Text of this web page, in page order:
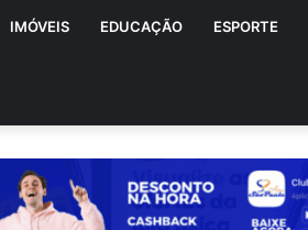
IMÓVEIS EDUCAÇÃO ESPORTE